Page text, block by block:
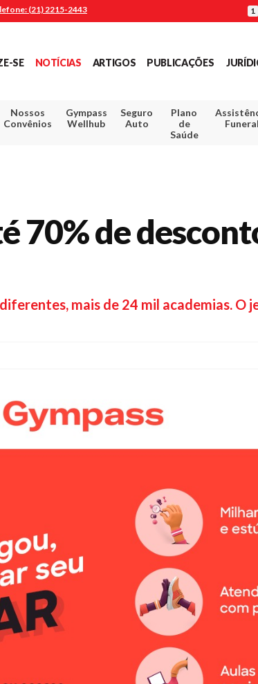
(21) 2215-2443 1
SE NOTÍCIAS ARTIGOS PUBLICAÇÕES
Nossos
Convênios
Gympass
Wellhub
Seguro
Auto
Plano
de
Saúde
Funeral
70% de
mais de 24 mil academias. O